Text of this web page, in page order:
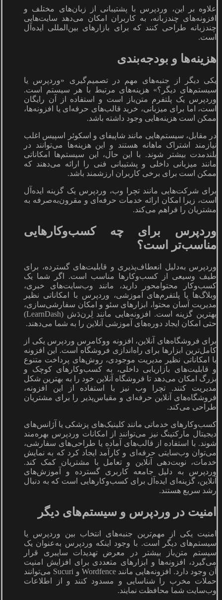
علاوه بر این، وردپرس با پشتیبانی از زبان‌های مختلف و
افزونه‌های چندزبانه، به کاربران امکان می‌دهد سایت‌هایی
چندزبانه طراحی کنند که برای بازارهای بین‌المللی ایده‌آل
است.
هزینه‌ها و بودجه‌بندی
یکی دیگر از جنبه‌های مهم در تصمیم‌گیری «وردپرس یا
سیستم‌های دیگر؟» هزینه‌های مرتبط با هر سیستم است.
وردپرس یک پلتفرم متن‌باز است و استفاده از آن رایگان
است، اما برای میزبانی، خرید قالب‌های حرفه‌ای یا افزونه‌ها،
ممکن است هزینه‌هایی وجود داشته باشد.
در مقابل، سیستم‌هایی مانند شاپیفای و اسکوئر اسپیس اغلب
نیازمند اشتراک ماهانه هستند و این هزینه‌ها می‌توانند در
بلندمدت بیشتر شوند. با این حال، این سیستم‌ها امکاناتی
مانند میزبانی داخلی و پشتیبانی فنی را ارائه می‌دهند که
ممکن است برای برخی کاربران ارزشمند باشد.
برای شرکت‌هایی مانند تچرا وب، وردپرس یک گزینه ایده‌آل
است، زیرا امکان ارائه خدمات حرفه‌ای و مقرون‌به‌صرفه به
مشتریان را فراهم می‌کند.
وردپرس برای چه کسب‌وکارهایی
مناسب‌تر است؟
وردپرس به‌دلیل انعطاف‌پذیری و قابلیت‌های گسترده، برای
طیف وسیعی از کسب‌وکارها مناسب است. اگر شما یک
کسب‌وکار محتوامحور دارید، مانند وب‌سایت‌های خبری،
وبلاگ‌ها یا پلتفرم‌های آموزشی، وردپرس با امکاناتی نظیر
مدیریت آسان محتوا، ابزارهای سئو و امکان سفارشی‌سازی،
بهترین گزینه است. افزونه‌هایی مانند لِرن‌دَش (LearnDash)
حتی امکان ایجاد دوره‌های آموزشی آنلاین را به شما می‌دهند.
برای فروشگاه‌های آنلاین، افزونه ووکامرس وردپرس یکی از
کامل‌ترین ابزارها برای راه‌اندازی فروشگاه است. این افزونه
با امکاناتی نظیر مدیریت موجودی، روش‌های پرداخت متنوع
و قابلیت‌های بازاریابی داخلی، به کسب‌وکارهای کوچک و
بزرگ امکان می‌دهد تا فروشگاه آنلاین خود را به بهترین شکل
مدیریت کنند. تچرا وب نیز با استفاده از این افزونه،
فروشگاه‌های آنلاین حرفه‌ای و مقیاس‌پذیر را برای مشتریان
طراحی می‌کند.
کسب‌وکارهای خدماتی مانند کلینیک‌های پزشکی یا آژانس‌های
دیجیتال مارکتینگ نیز می‌توانند از امکانات وردپرس بهره‌مند
شوند. با استفاده از قالب‌های آماده یا طراحی‌های سفارشی،
می‌توان وب‌سایتی حرفه‌ای و کارآمد ایجاد کرد که به نمایش
خدمات، نوبت‌دهی آنلاین و تعامل با مشتریان کمک کند.
وردپرس به دلیل جامعه کاربری گسترده و آموزش‌های
آنلاین، گزینه‌ای ایده‌آل برای کسب‌وکارهایی است که به دنبال
رشد سریع هستند.
امنیت در وردپرس و سیستم‌های دیگر
امنیت یکی از مهم‌ترین جنبه‌های انتخاب بین وردپرس یا
سیستم‌های دیگر است. با وجود اینکه وردپرس به‌عنوان یک
سیستم متن‌باز بیشتر در معرض تهدیدات سایبری قرار
می‌گیرد، افزونه‌ها و ابزارهای متعددی برای افزایش امنیت
آن وجود دارد. افزونه‌هایی مانند Wordfence و Sucuri می‌توانند
حملات مخرب را شناسایی و مسدود کنند و از اطلاعات
وب‌سایت شما محافظت نمایند.